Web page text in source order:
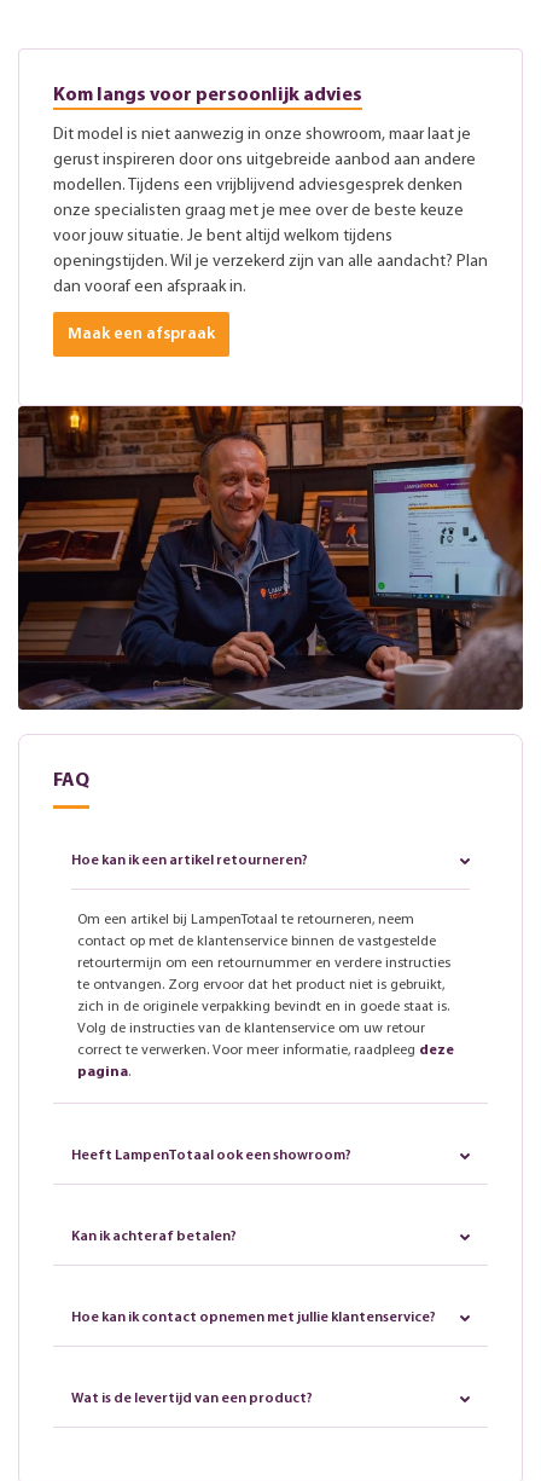
Kom langs voor persoonlijk advies
Dit model is niet aanwezig in onze showroom, maar laat je
gerust inspireren door ons uitgebreide aanbod aan andere
modellen. Tijdens een vrijblijvend adviesgesprek denken
onze specialisten graag met je mee over de beste keuze
voor jouw situatie. Je bent altijd welkom tijdens
openingstijden. Wil je verzekerd zijn van alle aandacht? Plan
dan vooraf een afspraak in.
Maak een afspraak
FAQ
Hoe kan ik een artikel retourneren?
Om een artikel bij LampenTotaal te retourneren, neem
contact op met de klantenservice binnen de vastgestelde
retourtermijn om een retournummer en verdere instructies
te ontvangen. Zorg ervoor dat het product niet is gebruikt,
zich in de originele verpakking bevindt en in goede staat is.
Volg de instructies van de klantenservice om uw retour
correct te verwerken. Voor meer informatie, raadpleeg deze
pagina.
Heeft LampenTotaal ook een showroom?
Kan ik achteraf betalen?
Hoe kan ik contact opnemen met jullie klantenservice?
Wat is de levertijd van een product?